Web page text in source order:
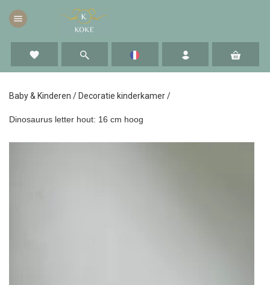
menu
favorite
Baby & Kinderen / Decoratie kinderkamer/
Dinosaurus letter hout: 16 cm hoog